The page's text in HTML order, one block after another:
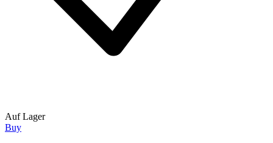
Auf Lager
Buy